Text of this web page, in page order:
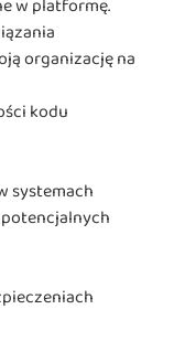
w platformę.
organizację na
kodu
systemach